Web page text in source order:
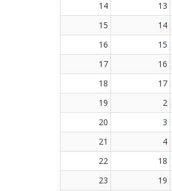
14
13
15
14
16
15
17
16
18
17
19
2
20
3
21
4
22
18
23
19